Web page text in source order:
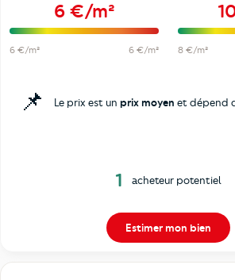
6 €/m²
6 €/m² 6 €/m² 8 €/m²
📌 Le prix est un prix moyen et dépend
1 acheteur potentiel
Estimer mon bien